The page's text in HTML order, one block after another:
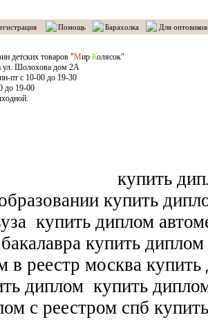
Помощь Барахолка Для оптовиков
детских товаров "Мир Колясок"
ул. Шолохова дом 2А
пт с 10-00 до 19-30
до 19-00
купить
купить
купить диплом
купить
в реестр москва
диплом купить
с реестром спб